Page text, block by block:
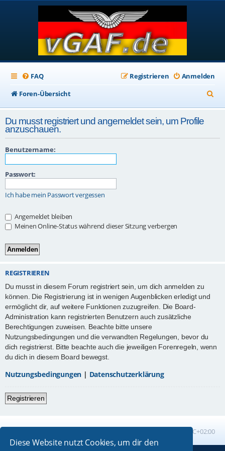
Diese Website nutzt Cookies, um dir den
FAQ Anmelden
Registrieren
Foren-Übersicht
u
h
Du musst registriert und angemeldet sein, um Profile
anzuschauen.
Benutzername:
Passwort:
Ich habe mein Passwort vergessen
Angemeldet bleiben
Meinen Online-Status während dieser Sitzung verbergen
REGISTRIEREN
Du musst in diesem Forum registriert sein, um dich anmelden zu
können. Die Registrierung ist in wenigen Augenblicken erledigt und
ermöglicht dir, auf weitere Funktionen zuzugreifen. Die Board-
Administration kann registrierten Benutzern auch zusätzliche
Berechtigungen zuweisen. Beachte bitte unsere
Nutzungsbedingungen und die verwandten Regelungen, bevor du
dich registrierst. Bitte beachte auch die jeweiligen Forenregeln, wenn
du dich in diesem Board bewegst.
Nutzungsbedingungen | Datenschutzerklärung
Registrieren
UTC+02:00